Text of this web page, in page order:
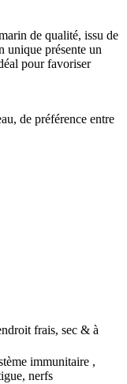
de qualité, issu de
unique présente un
pour favoriser
de préférence entre
frais, sec & à
immunitaire ,
nerfs